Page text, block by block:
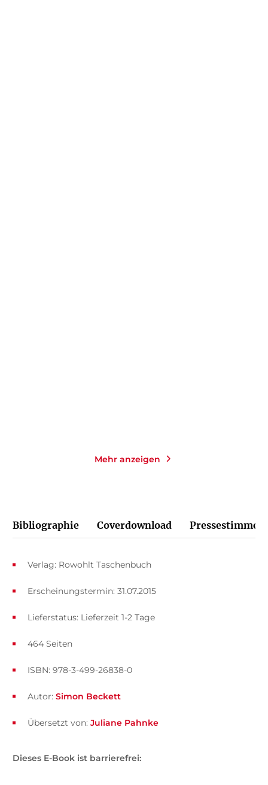
Mehr anzeigen
Bibliographie Coverdownload Pressestimmen
Verlag: Rowohlt Taschenbuch
Übersetzt von: Juliane Pahnke
Erscheinungstermin: 31.07.2015
Lieferstatus: Lieferzeit 1-2 Tage
ISBN: 978-3-499-26838-0
464 Seiten
Autor: Simon Beckett
Dieses E-Book ist barrierefrei: